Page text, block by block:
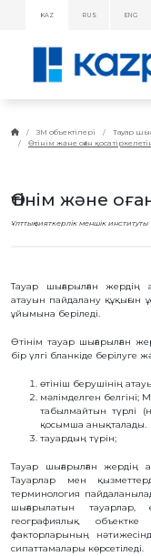
KAZ RUS ENG
АҚПАРАТТЫҚ
ХАБАРЛАМАЛАР!
KAZPATENT
ТУРАЛЫ
БАСШЫЛЫҒЫ
МӘЛІМЕТТЕР
ТЕЛЕФОНДАР
АНЫҚТАМАЛЫҒЫ
ЫНТЫМАҚТАСТЫҚ
БАҒАЛАР
БАНК
РЕКВИЗИТТЕРІ
Қ.
ФИЛИАЛЫ
ҚАРЖЫЛЫҚ
ЕСЕП
ХАЛЫҚАРАЛЫҚ
ЫНТЫМАҚТАСТЫҚ
ЗМ объектілері Тауар
Өтiнiм және оған қоса
Өтiнiм және
Ұлттық зияткерлік меншік институты
Тауар шығарылған жердiң
атауын пайдалану құқығын
ұйымына беріледі.
Өтiнiм тауар шығарылған
бiр үлгi бланкiде берiлуге
өтініш берушінің
мәлiмделген белгiнi;
табылмайтын түрлі
қосымша анықталады.
тауардың түрін;
Тауар шығарылған жердiң
Тауарлар мен
терминология
шығарылатын тауарлар,
географиялық
факторларының
сипаттамалары көрсетіледі.